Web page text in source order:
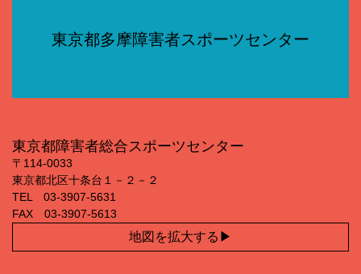
東京都多摩障害者スポーツセンター
東京都障害者総合スポーツセンター
〒114‐0033
東京都北区十条台１－２－２
TEL 03‐3907‐5631
FAX 03‐3907‐5613
地図を拡大する